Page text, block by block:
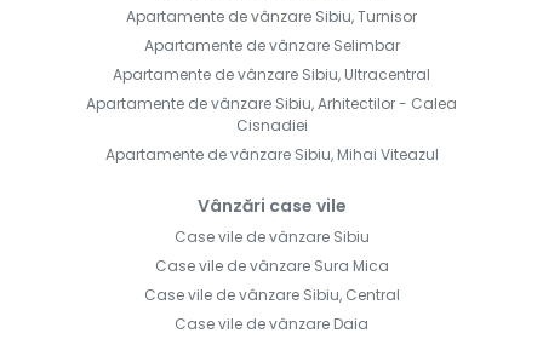
Apartamente de vânzare Sibiu, Turnisor
Apartamente de vânzare Selimbar
Apartamente de vânzare Sibiu, Ultracentral
Apartamente de vânzare Sibiu, Arhitectilor - Calea
Cisnadiei
Apartamente de vânzare Sibiu, Mihai Viteazul
Vânzări case vile
Case vile de vânzare Sibiu
Case vile de vânzare Sura Mica
Case vile de vânzare Sibiu, Central
Case vile de vânzare Daia